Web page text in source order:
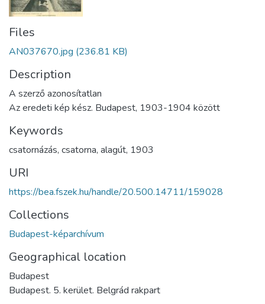
Files
AN037670.jpg (236.81 KB)
Description
A szerző azonosítatlan
Az eredeti kép kész. Budapest, 1903-1904 között
Keywords
csatornázás, csatorna, alagút, 1903
URI
https://bea.fszek.hu/handle/20.500.14711/159028
Collections
Budapest-képarchívum
Geographical location
Budapest
Budapest. 5. kerület. Belgrád rakpart